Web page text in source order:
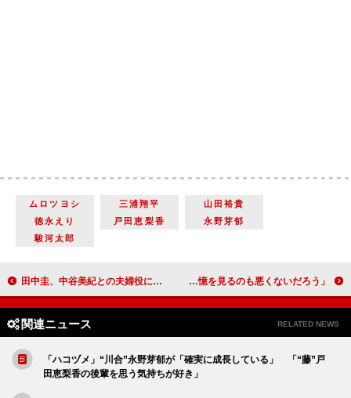
ムロツヨシ 三浦翔平
山田裕貴
徳永えり
戸田恵梨香
永野芽郁
駿河太郎
田中圭、中谷美紀との夫婦役に「緊張しました。ハラハラしてました」 中谷「それ、どういう意味ですか？」 ぺこぱ松陰寺、他人の記憶に潜入できるとしたら 「宮迫さんや渡部さんの記憶を見るのも悪くないだろう」
関連ニュース RELATED NEWS
「ハコヅメ」“川合”永野芽郁が「確実に成長している」 「“藤”戸
田恵梨香の後輩を思う気持ちが好き」